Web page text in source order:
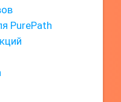
PurePath